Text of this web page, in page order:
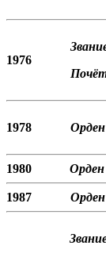
1976
1978 Орден
1980 Орден
1987 Орден